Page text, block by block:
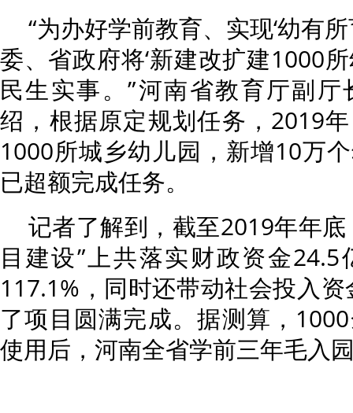
“为办好学前教育、实现‘幼有
委、省政府将‘新建改扩建1000
民生实事。”河南省教育厅副
绍，根据原定规划任务，2019
1000所城乡幼儿园，新增10万
已超额完成任务。
记者了解到，截至2019年年
目建设”上共落实财政资金
117.1%，同时还带动社会投入
了项目圆满完成。据测算，
使用后，河南全省学前三年毛入